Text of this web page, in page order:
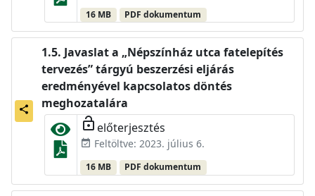
16 MB PDF dokumentum
share
Javaslat a „Népszínház utca fatelepítés
tervezés” tárgyú beszerzési eljárás
eredményével kapcsolatos döntés
meghozatalára
lock_open előterjesztés
event_available Feltöltve: 2023. július 6.
16 MB PDF dokumentum